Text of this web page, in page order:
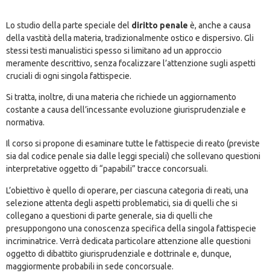
Lo studio della parte speciale del diritto penale è, anche a causa
della vastità della materia, tradizionalmente ostico e dispersivo. Gli
stessi testi manualistici spesso si limitano ad un approccio
meramente descrittivo, senza focalizzare l’attenzione sugli aspetti
cruciali di ogni singola fattispecie.
Si tratta, inoltre, di una materia che richiede un aggiornamento
costante a causa dell’incessante evoluzione giurisprudenziale e
normativa.
Il corso si propone di esaminare tutte le fattispecie di reato (previste
sia dal codice penale sia dalle leggi speciali) che sollevano questioni
interpretative oggetto di “papabili” tracce concorsuali.
L’obiettivo è quello di operare, per ciascuna categoria di reati, una
selezione attenta degli aspetti problematici, sia di quelli che si
collegano a questioni di parte generale, sia di quelli che
presuppongono una conoscenza specifica della singola fattispecie
incriminatrice. Verrà dedicata particolare attenzione alle questioni
oggetto di dibattito giurisprudenziale e dottrinale e, dunque,
maggiormente probabili in sede concorsuale.